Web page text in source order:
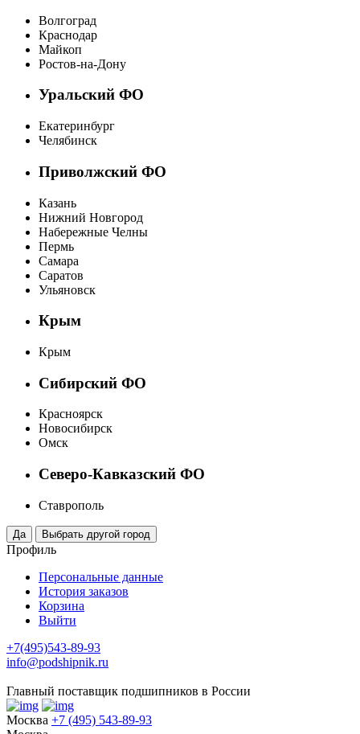
Волгоград
Краснодар
Майкоп
Ростов-на-Дону
Уральский ФО
Екатеринбург
Челябинск
Приволжский ФО
Казань
Нижний Новгород
Набережные Челны
Пермь
Самара
Саратов
Ульяновск
Крым
Крым
Сибирский ФО
Красноярск
Новосибирск
Омск
Северо-Кавказский ФО
Ставрополь
Профиль
Персональные данные
История заказов
Корзина
Выйти
+7(495)543-89-93
info@podshipnik.ru
Главный поставщик подшипников в России
Москва +7 (495) 543-89-93